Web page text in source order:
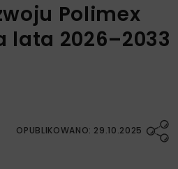
Polimex
lata 2026–2033
OPUBLIKOWANO: 29.10.2025